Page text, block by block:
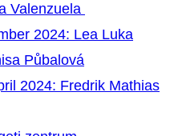
Valenzuela
2024: Lea Luka
Půbalová
2024: Fredrik Mathias